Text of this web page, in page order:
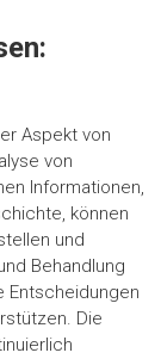
Aspekt von
von
Informationen,
können
und
Behandlung
Entscheidungen
Die